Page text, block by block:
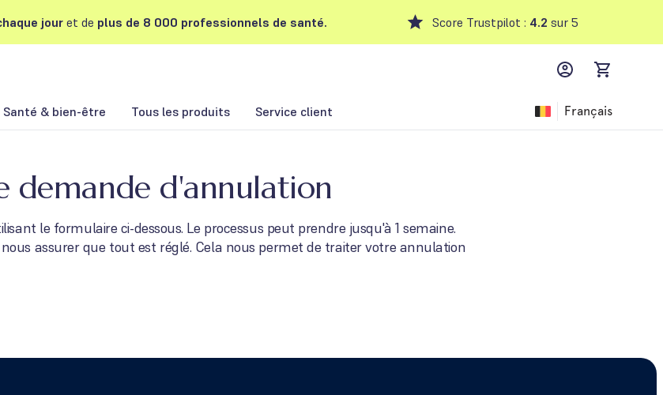
jouret de plus de 8 000 professionnels de santé. Score Trustpilot : 4.2 sur 5
MyFFM
items in
Santé & bien-être Tous les produits Service client Français
demande d'annulation
le formulaire ci-dessous. Le processus peut prendre jusqu'à 1 semaine.
assurer que tout est réglé. Cela nous permet de traiter votre annulation